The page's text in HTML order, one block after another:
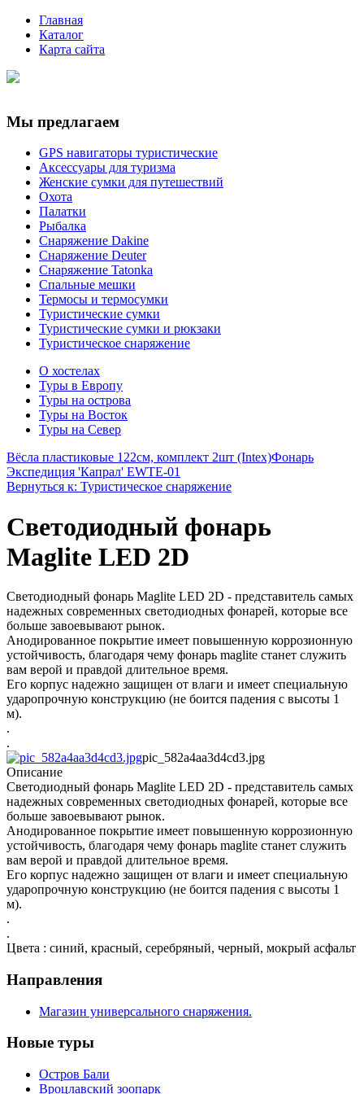
Главная
Каталог
Карта сайта
Мы предлагаем
GPS навигаторы туристические
Аксессуары для туризма
Женские сумки для путешествий
Охота
Палатки
Рыбалка
Снаряжение Dakine
Снаряжение Deuter
Снаряжение Tatonka
Спальные мешки
Термосы и термосумки
Туристические сумки
Туристические сумки и рюкзаки
Туристическое снаряжение
О хостелах
Туры в Европу
Туры на острова
Туры на Восток
Туры на Север
Вёсла пластиковые 122см, комплект 2шт (Intex)Фонарь
Экспедиция 'Капрал' EWTE-01
Вернуться к: Туристическое снаряжение
Светодиодный фонарь
Maglite LED 2D
Светодиодный фонарь Maglite LED 2D - представитель самых
надежных современных светодиодных фонарей, которые все
больше завоевывают рынок.
Анодированное покрытие имеет повышенную коррозионную
устойчивость, благодаря чему фонарь maglite станет служить
вам верой и правдой длительное время.
Его корпус надежно защищен от влаги и имеет специальную
ударопрочную конструкцию (не боится падения с высоты 1
м).
.
.
pic_582a4aa3d4cd3.jpg
Описание
Светодиодный фонарь Maglite LED 2D - представитель самых
надежных современных светодиодных фонарей, которые все
больше завоевывают рынок.
Анодированное покрытие имеет повышенную коррозионную
устойчивость, благодаря чему фонарь maglite станет служить
вам верой и правдой длительное время.
Его корпус надежно защищен от влаги и имеет специальную
ударопрочную конструкцию (не боится падения с высоты 1
м).
.
.
Цвета : синий, красный, серебряный, черный, мокрый асфальт
Направления
Магазин универсального снаряжения.
Новые туры
Остров Бали
Вроцлавский зоопарк